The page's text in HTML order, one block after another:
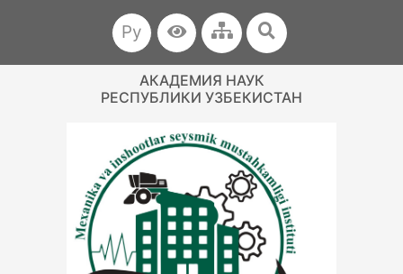
Ру
АКАДЕМИЯ НАУК
РЕСПУБЛИКИ УЗБЕКИСТАН